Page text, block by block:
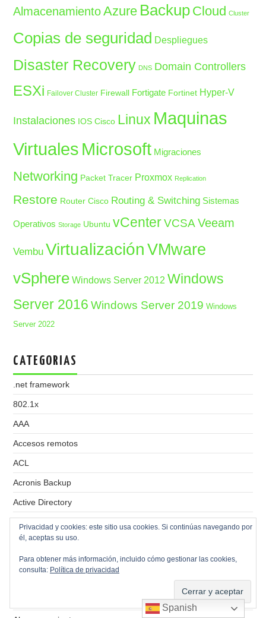
Almacenamiento Azure Backup Cloud Cluster
Copias de seguridad Despliegues
Disaster Recovery DNS Domain Controllers
ESXi Failover Cluster Firewall Fortigate Fortinet Hyper-V
Instalaciones IOS Cisco Linux Maquinas
Virtuales Microsoft Migraciones
Networking Packet Tracer Proxmox Replication
Restore Router Cisco Routing & Switching Sistemas
Operativos Storage Ubuntu vCenter VCSA Veeam
Vembu Virtualización VMware
vSphere Windows Server 2012 Windows
Server 2016 Windows Server 2019 Windows
Server 2022
CATEGORIAS
.net framework
802.1x
AAA
Accesos remotos
ACL
Acronis Backup
Active Directory
Adblock
ADK
Spanish
Privacidad y cookies: este sitio usa cookies. Si continúas navegando por
él, aceptas su uso.
Para obtener más información, incluido cómo gestionar las cookies,
consulta: Política de privacidad